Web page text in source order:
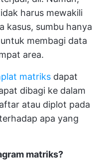
harus mewakili
kasus, sumbu hanya
membagi data
area.
matriks dapat
dibagi ke dalam
atau diplot pada
apa yang
matriks?